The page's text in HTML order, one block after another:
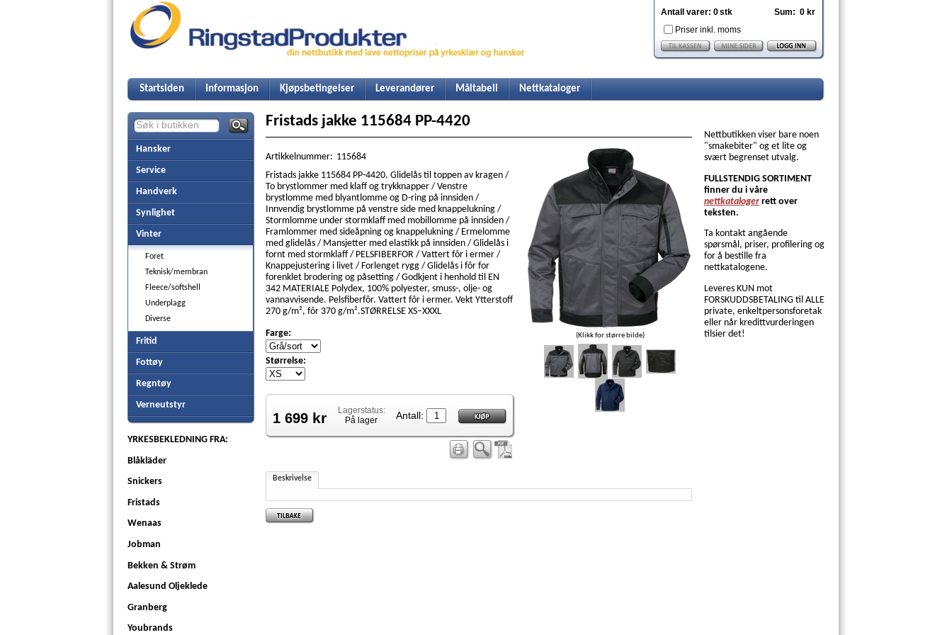
Antall varer: 0stk Sum: 0 kr
Priser inkl. moms
Startsiden Informasjon Kjøpsbetingelser Leverandører Måltabell Nettkataloger
Hansker
Service
Handverk
Synlighet
Vinter
Foret
Teknisk/membran
Fleece/softshell
Underplagg
Diverse
Fritid
Fottøy
Regntøy
Verneutstyr
YRKESBEKLEDNING FRA:
Blåkläder
Snickers
Fristads
Wenaas
Jobman
Bekken & Strøm
Aalesund Oljeklede
Granberg
Youbrands
Fristads jakke 115684 PP-4420
Artikkelnummer: 115684
Fristads jakke 115684 PP-4420. Glidelås til toppen av kragen /
To brystlommer med klaff og trykknapper / Venstre
brystlomme med blyantlomme og D-ring på innsiden /
Innvendig brystlomme på venstre side med knappelukning /
Stormlomme under stormklaff med mobillomme på innsiden /
Framlommer med sideåpning og knappelukning / Ermelomme
med glidelås / Mansjetter med elastikk på innsiden / Glidelås i
fornt med stormklaff / PELSFIBERFOR / Vattert fôr i ermer /
Knappejustering i livet / Forlenget rygg / Glidelås i fôr for
forenklet brodering og påsetting / Godkjent i henhold til EN
342 MATERIALE Polydex, 100% polyester, smuss-, olje- og
vannavvisende. Pelsfiberfôr. Vattert fôr i ermer. Vekt Ytterstoff
270 g/m², fôr 370 g/m².STØRRELSE XS–XXXL
Farge:
Størrelse:
1 699 kr
Lagerstatus:
På lager
Antall:
(Klikk for større bilde)
Beskrivelse
Nettbutikken viser bare noen
"smakebiter" og et lite og
svært begrenset utvalg.
FULLSTENDIG SORTIMENT
finner du i våre
nettkataloger rett over
teksten.
Ta kontakt angående
spørsmål, priser, profilering og
for å bestille fra
nettkatalogene.
Leveres KUN mot
FORSKUDDSBETALING til ALLE
private, enkeltpersonsforetak
eller når kredittvurderingen
tilsier det!